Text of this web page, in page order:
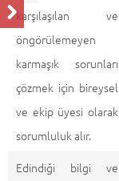
karşılaşılan ve
öngörülemeyen
karmaşık sorunları
çözmek için bireysel
ve ekip üyesi olarak
sorumluluk alır.
Edindiği bilgi ve